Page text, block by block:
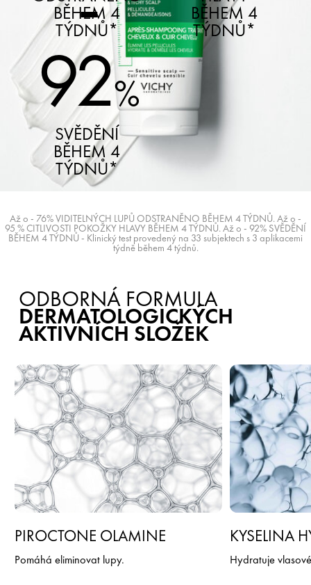
BĚHEM 4
TÝDNŮ*
92%
SVĚDĚNÍ
BĚHEM 4
TÝDNŮ*
BĚHEM 4
TÝDNŮ*
Až o - 76% VIDITELNÝCH LUPŮ ODSTRANĚNO BĚHEM 4 TÝDNŮ. Až o -
95 % CITLIVOSTI POKOŽKY HLAVY BĚHEM 4 TÝDNŮ. Až o - 92% SVĚDĚNÍ
BĚHEM 4 TÝDNŮ - Klinický test provedený na 33 subjektech s 3 aplikacemi
týdně během 4 týdnů.
ODBORNÁ FORMULA
DERMATOLOGICKÝCH
AKTIVNÍCH SLOŽEK
PIROCTONE OLAMINE
Pomáhá eliminovat lupy.
KYSELINA
Hydratuje